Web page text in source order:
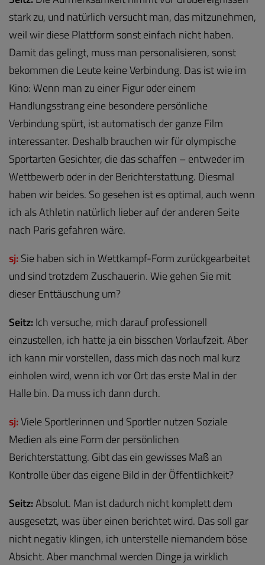
stark zu, und natürlich versucht man, das mitzunehmen,
weil wir diese Plattform sonst einfach nicht haben.
Damit das gelingt, muss man personalisieren, sonst
bekommen die Leute keine Verbindung. Das ist wie im
Kino: Wenn man zu einer Figur oder einem
Handlungsstrang eine besondere persönliche
Verbindung spürt, ist automatisch der ganze Film
interessanter. Deshalb brauchen wir für olympische
Sportarten Gesichter, die das schaffen – entweder im
Wettbewerb oder in der Berichterstattung. Diesmal
haben wir beides. So gesehen ist es optimal, auch wenn
ich als Athletin natürlich lieber auf der anderen Seite
nach Paris gefahren wäre.
sj:Sie haben sich in Wettkampf-Form zurückgearbeitet
und sind trotzdem Zuschauerin. Wie gehen Sie mit
dieser Enttäuschung um?
Seitz:Ich versuche, mich darauf professionell
einzustellen, ich hatte ja ein bisschen Vorlaufzeit. Aber
ich kann mir vorstellen, dass mich das noch mal kurz
einholen wird, wenn ich vor Ort das erste Mal in der
Halle bin. Da muss ich dann durch.
sj:Viele Sportlerinnen und Sportler nutzen Soziale
Medien als eine Form der persönlichen
Berichterstattung. Gibt das ein gewisses Maß an
Kontrolle über das eigene Bild in der Öffentlichkeit?
Seitz:Absolut. Man ist dadurch nicht komplett dem
ausgesetzt, was über einen berichtet wird. Das soll gar
nicht negativ klingen, ich unterstelle niemandem böse
Absicht. Aber manchmal werden Dinge ja wirklich